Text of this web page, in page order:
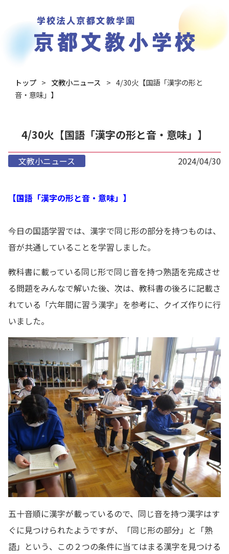
トップ 文教小ニュース
4/30火【国語「漢字の形と
音・意味」】
4/30火【国語「漢字の形と音・意味」】
文教小ニュース 2024/04/30
【国語「漢字の形と音・意味」】
今日の国語学習では、漢字で同じ形の部分を持つものは、
音が共通していることを学習しました。
教科書に載っている同じ形で同じ音を持つ熟語を完成させ
る問題をみんなで解いた後、次は、教科書の後ろに記載さ
れている「六年間に習う漢字」を参考に、クイズ作りに行
いました。
五十音順に漢字が載っているので、同じ音を持つ漢字はす
ぐに見つけられたようですが、「同じ形の部分」と「熟
語」という、この２つの条件に当てはまる漢字を見つける